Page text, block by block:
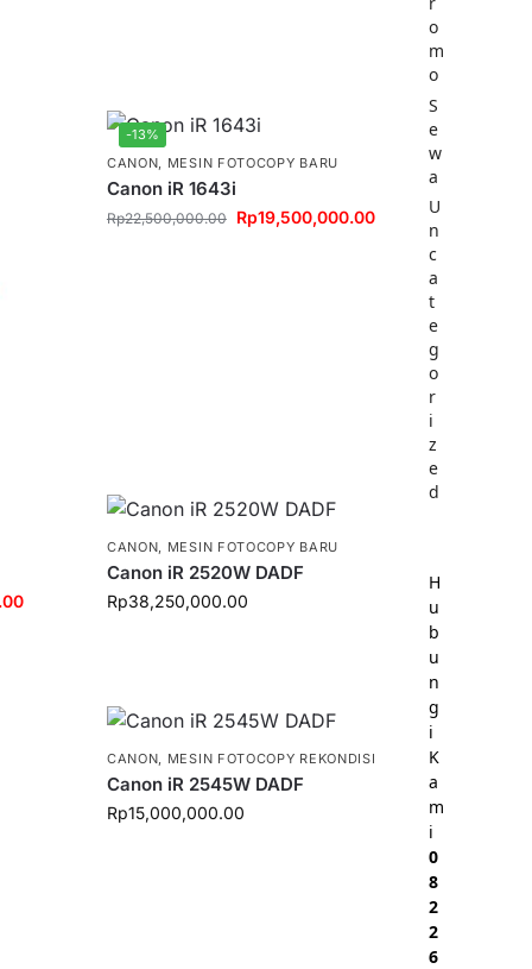
-13%
CANON, MESIN FOTOCOPY BARU
Canon iR 1643i
Rp22,500,000.00 Rp19,500,000.00
CANON, MESIN FOTOCOPY BARU
Canon iR 2520W DADF
Rp38,250,000.00
CANON, MESIN FOTOCOPY REKONDISI
Canon iR 2545W DADF
Rp15,000,000.00
o
m
o
S
e
w
a
U
n
c
a
t
e
g
o
r
i
z
e
d
H
u
b
u
n
g
i
K
a
m
i
0
8
2
2
6